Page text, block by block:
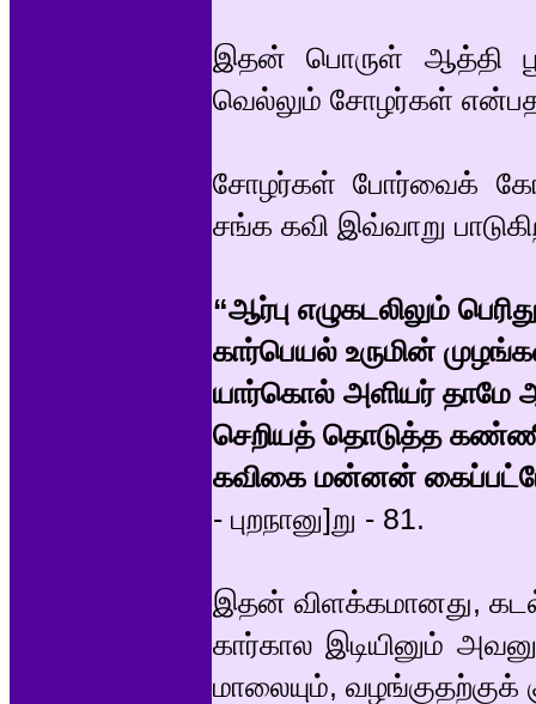
இதன் பொருள் ஆத்தி
வெல்லும் சோழர்கள்
சோழர்கள் போர்வைக்
சங்க கவி இவ்வாறு
“ஆர்பு எழுகடலிலும்
கார்பெயல் உருமின்
யார்கொல் அளியர் தாமே
செறியத் தொடுத்த
கவிகை மன்னன்
- புறநானு]று - 81.
இதன் விளக்கமானது,
கார்கால இடியினும்
மாலையும்,